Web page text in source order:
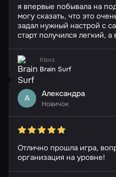
я впервые побывала на
могу сказать, что это
задал нужный настрой с
старт получился легкий, а
Квиз
Brain Surf
А Александра
Новичок
Отлично прошла игра,
организация на уровне!